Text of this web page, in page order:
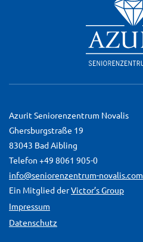
Azurit Seniorenzentrum Novalis
Ghersburgstraße 19
83043 Bad Aibling
Telefon +49 8061 905-0
info@seniorenzentrum-novalis.com
Ein Mitglied derVictor’s Group
Impressum
Datenschutz